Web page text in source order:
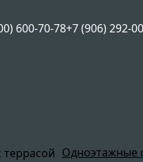
600-70-78+7 (906) 292-
Одноэтажные